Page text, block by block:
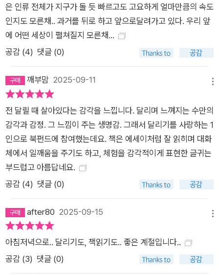
은 인류 전체가 지구가 돌 듯 빠르고도 고요하게 얼마만큼의 속도
인지도 모른채.. 과거를 뒤로 하고 앞으로달려가고 있다. 우리 앞
에 어떤 세상이 펼쳐질지 모른채...
공감 (4) 댓글 (0)
깨부맘 2025-09-11
전 달릴 때 살아있다는 감각을 느낍니다. 달리며 느껴지는 수만의
감각과 감정. 그 느낌이 주는 생명감. 그래서 달리기를 사랑하는 1
인으로 북펀드에 참여했는데요. 책은 에세이처럼 잘 읽히며 대화
체에서 일깨움을 주기도 하고, 체험을 감각적이게 표현한 글귀는
부드럽고 아름답네요.
공감 (4) 댓글 (0)
after80 2025-09-15
아침저녁으로.. 달리기도, 책읽기도.. 좋은 계절입니다..
공감 (3) 댓글 (0)